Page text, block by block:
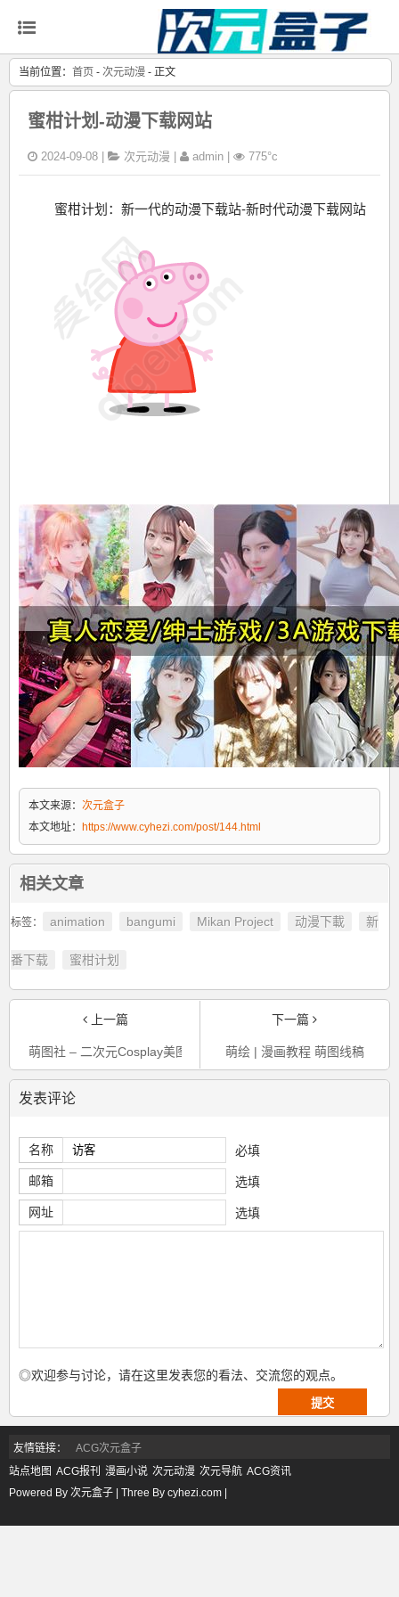
当前位置： 首页 - 次元动漫 - 正文
蜜柑计划-动漫下载网站
2024-09-08 | 次元动漫 admin | 775°c
蜜柑计划：新一代的动漫下载站-新时代动漫下载网站
本文来源： 次元盒子
本文地址： https://www.cyhezi.com/post/144.html
相关文章
标签： animation bangumi Mikan Project 动漫下載 新
番下载 蜜柑计划
上一篇
萌图社 – 二次元Cosplay美图整理分享平台(つ′ ` )つ
下一篇
萌绘 | 漫画教程 萌图线稿
发表评论
名称 必填
邮箱 选填
网址 选填
◎欢迎参与讨论，请在这里发表您的看法、交流您的观点。
友情链接：
ACG次元盒子
站点地图 ACG报刊 漫画小说 次元动漫 次元导航 ACG资讯
Powered By 次元盒子 | Three By cyhezi.com |